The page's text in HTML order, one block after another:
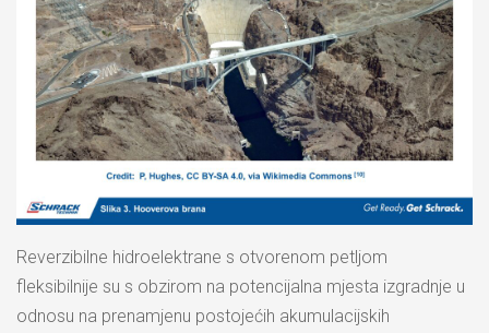
Reverzibilne hidroelektrane s otvorenom petljom
fleksibilnije su s obzirom na potencijalna mjesta izgradnje u
odnosu na prenamjenu postojećih akumulacijskih